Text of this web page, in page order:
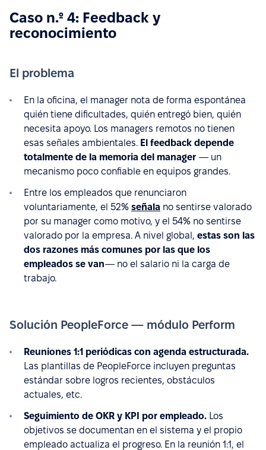
Caso n.º 4: Feedback y
reconocimiento
El problema
En la oficina, el manager nota de forma espontánea
quién tiene dificultades, quién entregó bien, quién
necesita apoyo. Los managers remotos no tienen
esas señales ambientales. El feedback depende
totalmente de la memoria del manager — un
mecanismo poco confiable en equipos grandes.
Entre los empleados que renunciaron
voluntariamente, el 52% señala no sentirse valorado
por su manager como motivo, y el 54% no sentirse
valorado por la empresa. A nivel global, estas son las
dos razones más comunes por las que los
empleados se van— no el salario ni la carga de
trabajo.
Solución PeopleForce — módulo Perform
Reuniones 1:1 periódicas con agenda estructurada.
Las plantillas de PeopleForce incluyen preguntas
estándar sobre logros recientes, obstáculos
actuales, etc.
Seguimiento de OKR y KPI por empleado. Los
objetivos se documentan en el sistema y el propio
empleado actualiza el progreso. En la reunión 1:1, el